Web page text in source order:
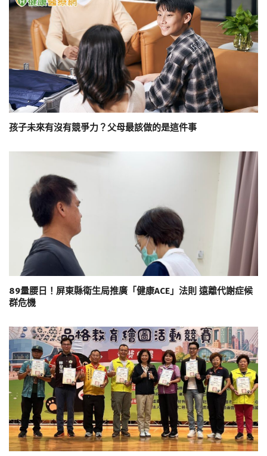
孩子未來有沒有競爭力？父母最該做的是這件事
89量腰日！屏東縣衛生局推廣「健康ACE」法則 遠離代謝症候
群危機